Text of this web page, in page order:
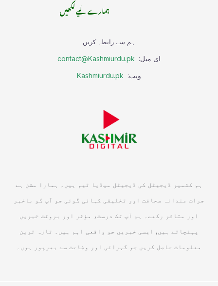
ہمارے لیے لکھیں
ہم سے رابطہ کریں
ای میل: contact@Kashmiurdu.pk
ویب: Kashmiurdu.pk
ہم کشمیر ڈیجیٹل کی ڈیجیٹل میڈیا ٹیم ہیں۔ ہمارا مشن ہے
جرات مندانہ صحافت اور تخلیقی کہانی گوئی جو آپ کو باخبر
اور متاثر رکھے۔ ہم آپ تک درست، مؤثر اور بروقت خبریں
پہنچاتے ہیں, ایسی خبریں جو واقعی اہم ہیں۔ تازہ ترین
معلومات حاصل کریں جو گہرائی اور وضاحت سے بھرپور ہوں۔